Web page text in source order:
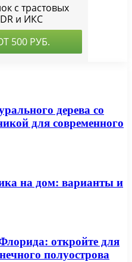
дерева со
для современного
на дом: варианты и
откройте для
полуострова